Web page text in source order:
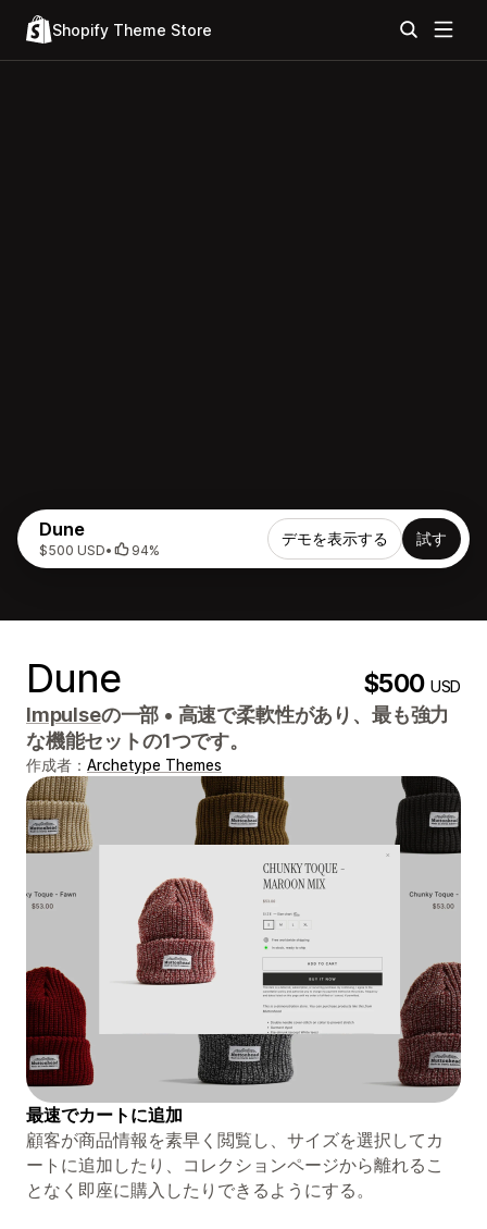
Shopify Theme Store
Dune
$500 USD• 94%
デモを表示する 試す
Dune $500USD
Impulseの一部 • 高速で柔軟性があり、最も強力
な機能セットの1つです。
作成者： Archetype Themes
最速でカートに追加
顧客が商品情報を素早く閲覧し、サイズを選択してカ
ートに追加したり、コレクションページから離れるこ
となく即座に購入したりできるようにする。